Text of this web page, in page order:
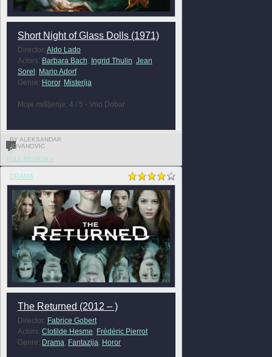
Short Night of Glass Dolls (1971)
Director: Aldo Lado
Actors: Barbara Bach Ingrid Thulin Jean
Sorel Mario Adorf
Genre: Horor, Misterija
Moje mišljenje: 4 / 5 - Vrlo Dobar
BY ALEKSANDAR
JOVANOVIC
0
FULL REVIEW »
DRAMA
The Returned (2012 – )
Director: Fabrice Gobert
Actors: Clotilde Hesme Frédéric Pierrot
Genre: Drama Fantazija Horor